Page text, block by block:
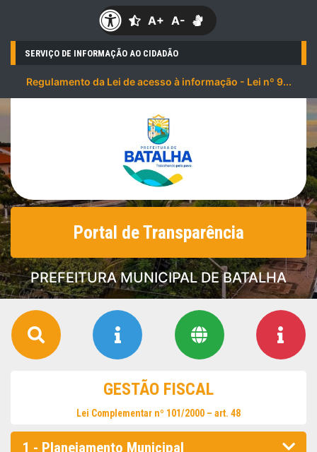
A+ A-
SERVIÇO DE INFORMAÇÃO AO CIDADÃO
Regulamento da Lei de acesso à informação - Lei nº 9...
Portal de Transparência
PREFEITURA MUNICIPAL DE BATALHA
GESTÃO FISCAL
Lei Complementar nº 101/2000 – art. 48
1 - Planejamento Municipal